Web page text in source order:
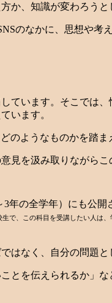
か、知識が変わろう
のなかに、思想や
しています。そこでは
います。
のようなものかを踏
見を汲み取りながら
3年の全学年）にも公
生で、この科目を受講したい人は
はなく、自分の問題と
とを伝えられるか」